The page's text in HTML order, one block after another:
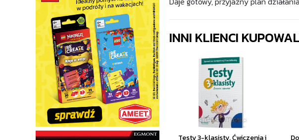
INNI KLIENCI
Testy 3-klasisty. Ćwiczenia i